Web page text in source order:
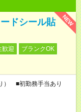
NEW
ドシール貼
歓迎
ブランクOK
） ■初勤務手当あり